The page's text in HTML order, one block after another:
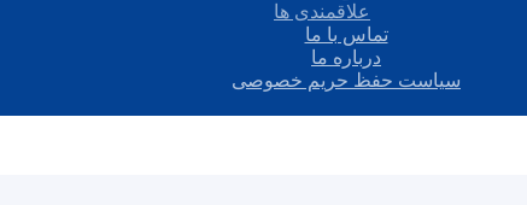
علاقمندی ها
تماس با ما
درباره ما
سیاست حفظ حریم خصوصی